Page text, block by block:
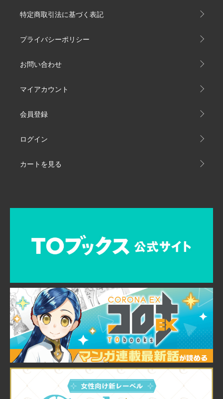
特定商取引法に基づく表記
プライバシーポリシー
お問い合わせ
マイアカウント
会員登録
ログイン
カートを見る